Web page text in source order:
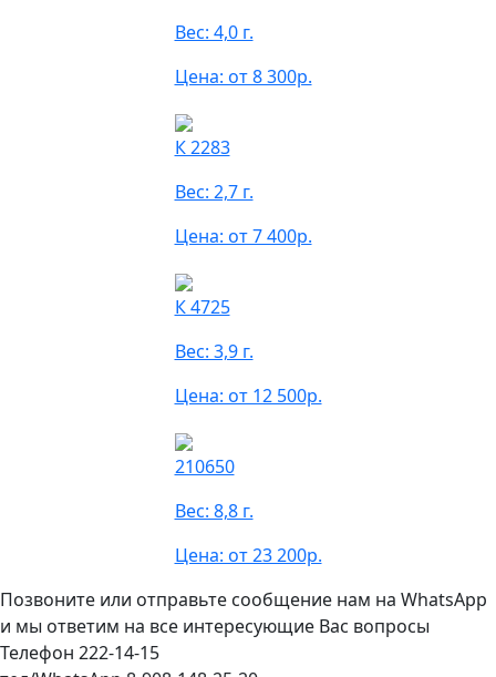
Вес: 4,0 г.
Цена: от 8 300р.
К 2283
Вес: 2,7 г.
Цена: от 7 400р.
К 4725
Вес: 3,9 г.
Цена: от 12 500р.
210650
Вес: 8,8 г.
Цена: от 23 200р.
Позвоните или отправьте сообщение нам на WhatsApp
и мы ответим на все интересующие Вас вопросы
Телефон 222-14-15